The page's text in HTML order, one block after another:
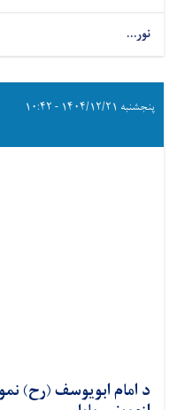
نور...
پنجشنبه ۱۴۰۴/۱۲/۲۱ - ۱۰:۴۲
د امام ابویوسف (رح)